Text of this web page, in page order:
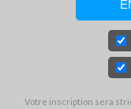
Votre inscription sera